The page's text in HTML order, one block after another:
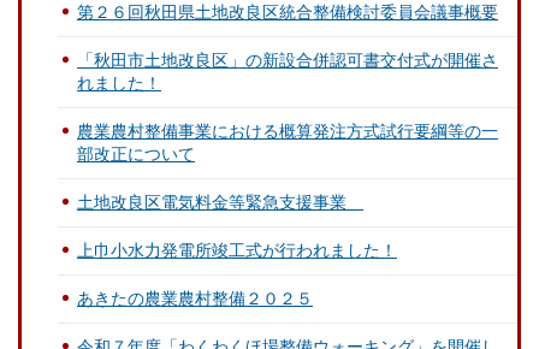
第２６回秋田県土地改良区統合整備検討委員会議事概要
「秋田市土地改良区」の新設合併認可書交付式が開催さ
れました！
農業農村整備事業における概算発注方式試行要綱等の一
部改正について
土地改良区電気料金等緊急支援事業
上巾小水力発電所竣工式が行われました！
あきたの農業農村整備２０２５